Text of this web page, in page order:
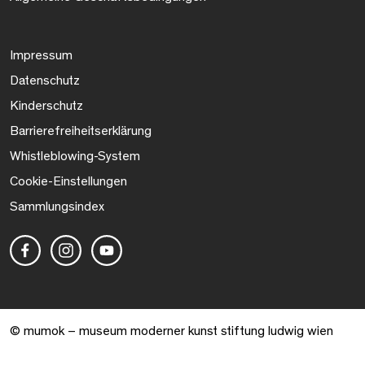
Impressum
Datenschutz
Kinderschutz
Barrierefreiheitserklärung
Whistleblowing-System
Cookie-Einstellungen
Sammlungsindex
© mumok – museum moderner kunst stiftung ludwig wien